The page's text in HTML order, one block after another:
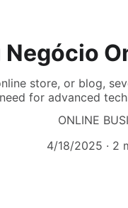
Negócio
store, or blog,
need for advanced
ONLINE
4/18/2025
2